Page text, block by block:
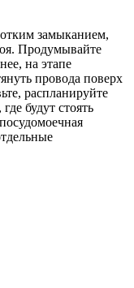
замыканием,
Продумывайте
на этапе
провода поверх
распланируйте
будут стоять